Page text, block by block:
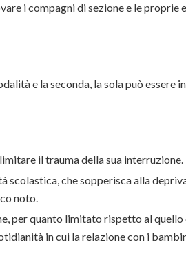
i compagni di sezione e le proprie
e la seconda, la sola può essere
il trauma della sua interruzione.
scolastica, che sopperisca alla
noto.
per quanto limitato rispetto al quello
in cui la relazione con i